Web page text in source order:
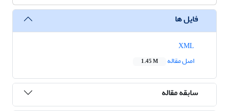
فایل ها
اصل مقاله
1.45 M
سابقه مقاله